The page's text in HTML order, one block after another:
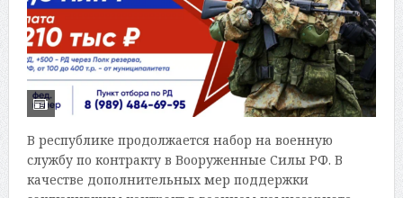
В республике продолжается набор на военную
службу по контракту в Вооруженные Силы РФ. В
качестве дополнительных мер поддержки